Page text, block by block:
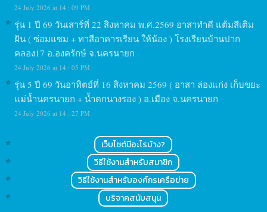
24 July 2026 at 14 : 09 PM
รุ่น 1 ปี 69 วันเสาร์ที่ 22 สิงหาคม พ.ศ.2569 อาสาทำดี แต้มสีเติม
ฝัน ( ซ่อมแซม + ทาสีอาคารเรียน ให้น้อง ) โรงเรียนบ้านปาก
คลอง17 อ.องครักษ์ จ.นครนายก
24 July 2026 at 14 : 05 PM
รุ่น 5 ปี 69 วันอาทิตย์ที่ 16 สิงหาคม 2569 ( อาสา ล่องแก่ง เก็บขยะ
แม่น้ำนครนายก + น้ำตกนางรอง ) อ.เมือง จ.นครนายก
24 July 2026 at 14 : 27 PM
เว็บไซต์มีอะไรบ้าง?
วิธีใช้งานสำหรับสมาชิก
วิธีใช้งานสำหรับองค์กรเครือข่าย
บริจาคสนับสนุน